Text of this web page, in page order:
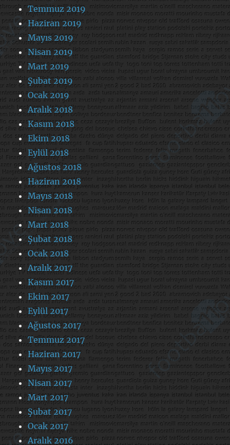
Temmuz 2019
Haziran 2019
Mayıs 2019
Nisan 2019
Mart 2019
Şubat 2019
Ocak 2019
Aralık 2018
Kasım 2018
Ekim 2018
Eylül 2018
Ağustos 2018
Haziran 2018
Mayıs 2018
Nisan 2018
Mart 2018
Şubat 2018
Ocak 2018
Aralık 2017
Kasım 2017
Ekim 2017
Eylül 2017
Ağustos 2017
Temmuz 2017
Haziran 2017
Mayıs 2017
Nisan 2017
Mart 2017
Şubat 2017
Ocak 2017
Aralık 2016